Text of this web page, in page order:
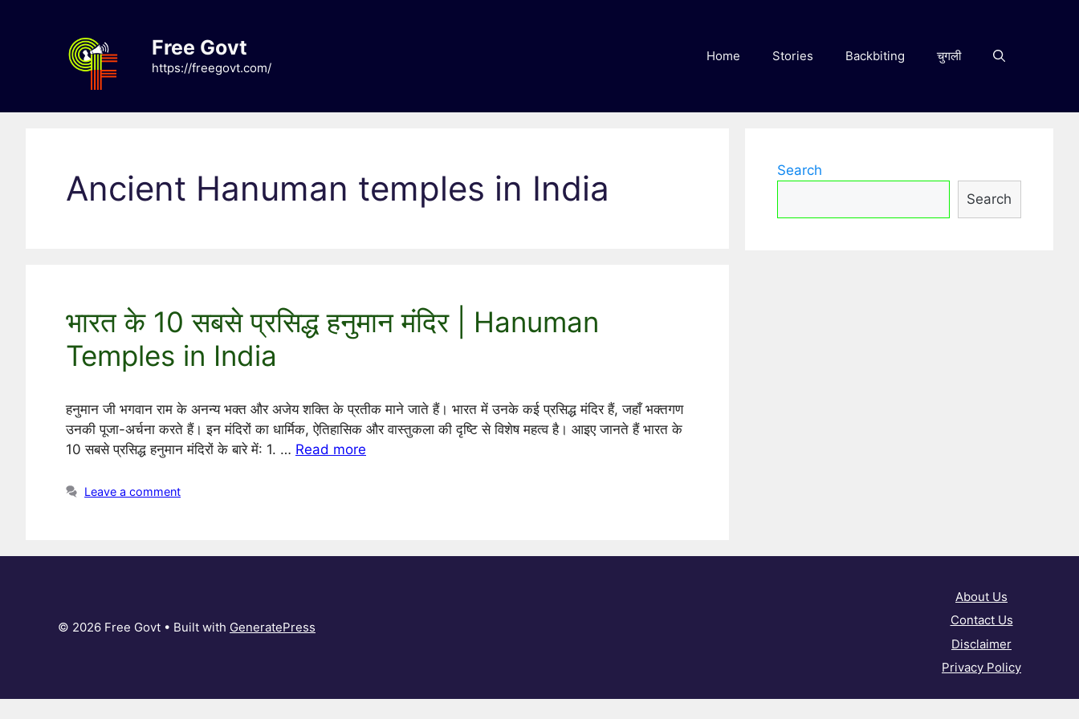
Free Govt
https://freegovt.com/
Home Stories Backbiting चुगली
Ancient Hanuman temples in India
भारत के 10 सबसे प्रसिद्ध हनुमान मंदिर | Hanuman
Temples in India
हनुमान जी भगवान राम के अनन्य भक्त और अजेय शक्ति के प्रतीक माने जाते हैं। भारत में उनके कई प्रसिद्ध मंदिर हैं, जहाँ भक्तगण
उनकी पूजा-अर्चना करते हैं। इन मंदिरों का धार्मिक, ऐतिहासिक और वास्तुकला की दृष्टि से विशेष महत्व है। आइए जानते हैं भारत के
10 सबसे प्रसिद्ध हनुमान मंदिरों के बारे में: 1. … Read more
Leave a comment
Search
Search
About Us
Contact Us
Disclaimer
Privacy Policy
© 2026 Free Govt • Built with GeneratePress